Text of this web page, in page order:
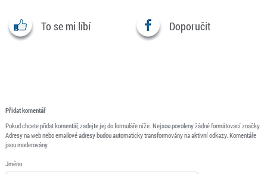
To se mi líbí Doporučit
Přidat komentář
Pokud chcete přidat komentář, zadejte jej do formuláře níže. Nejsou povoleny žádné formátovací značky.
Adresy na web nebo emailové adresy budou automaticky transformovány na aktivní odkazy. Komentáře
jsou moderovány.
Jméno